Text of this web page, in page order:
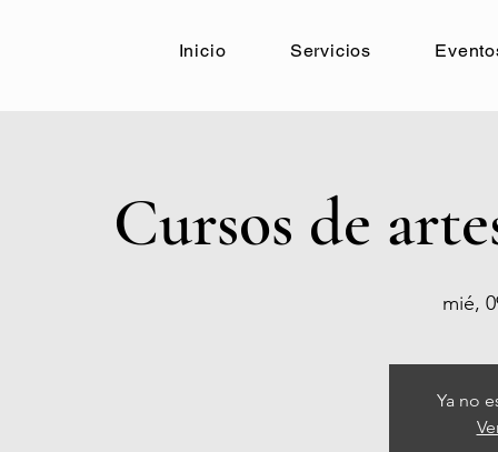
Inicio Servicios
Cursos de
mié,
Ya no